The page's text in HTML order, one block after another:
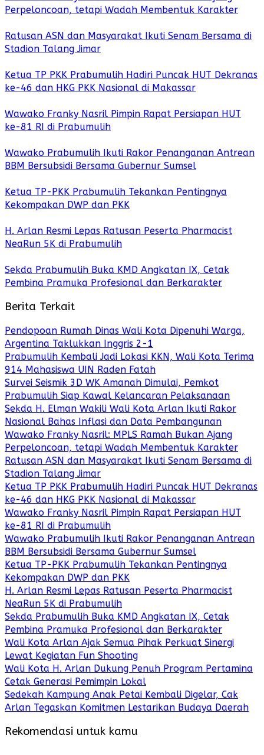
Perpeloncoan, tetapi Wadah Membentuk Karakter
Ratusan ASN dan Masyarakat Ikuti Senam Bersama di
Stadion Talang Jimar
Ketua TP PKK Prabumulih Hadiri Puncak HUT Dekranas
ke-46 dan HKG PKK Nasional di Makassar
Wawako Franky Nasril Pimpin Rapat Persiapan HUT
ke-81 RI di Prabumulih
Wawako Prabumulih Ikuti Rakor Penanganan Antrean
BBM Bersubsidi Bersama Gubernur Sumsel
Ketua TP-PKK Prabumulih Tekankan Pentingnya
Kekompakan DWP dan PKK
H. Arlan Resmi Lepas Ratusan Peserta Pharmacist
NeaRun 5K di Prabumulih
Sekda Prabumulih Buka KMD Angkatan IX, Cetak
Pembina Pramuka Profesional dan Berkarakter
Berita Terkait
Pendopoan Rumah Dinas Wali Kota Dipenuhi Warga,
Argentina Taklukkan Inggris 2-1
Prabumulih Kembali Jadi Lokasi KKN, Wali Kota Terima
914 Mahasiswa UIN Raden Fatah
Survei Seismik 3D WK Amanah Dimulai, Pemkot
Prabumulih Siap Kawal Kelancaran Pelaksanaan
Sekda H. Elman Wakili Wali Kota Arlan Ikuti Rakor
Nasional Bahas Inflasi dan Data Pembangunan
Wawako Franky Nasril: MPLS Ramah Bukan Ajang
Perpeloncoan, tetapi Wadah Membentuk Karakter
Ratusan ASN dan Masyarakat Ikuti Senam Bersama di
Stadion Talang Jimar
Ketua TP PKK Prabumulih Hadiri Puncak HUT Dekranas
ke-46 dan HKG PKK Nasional di Makassar
Wawako Franky Nasril Pimpin Rapat Persiapan HUT
ke-81 RI di Prabumulih
Wawako Prabumulih Ikuti Rakor Penanganan Antrean
BBM Bersubsidi Bersama Gubernur Sumsel
Ketua TP-PKK Prabumulih Tekankan Pentingnya
Kekompakan DWP dan PKK
H. Arlan Resmi Lepas Ratusan Peserta Pharmacist
NeaRun 5K di Prabumulih
Sekda Prabumulih Buka KMD Angkatan IX, Cetak
Pembina Pramuka Profesional dan Berkarakter
Wali Kota Arlan Ajak Semua Pihak Perkuat Sinergi
Lewat Kegiatan Fun Shooting
Wali Kota H. Arlan Dukung Penuh Program Pertamina
Cetak Generasi Pemimpin Lokal
Sedekah Kampung Anak Petai Kembali Digelar, Cak
Arlan Tegaskan Komitmen Lestarikan Budaya Daerah
Rekomendasi untuk kamu